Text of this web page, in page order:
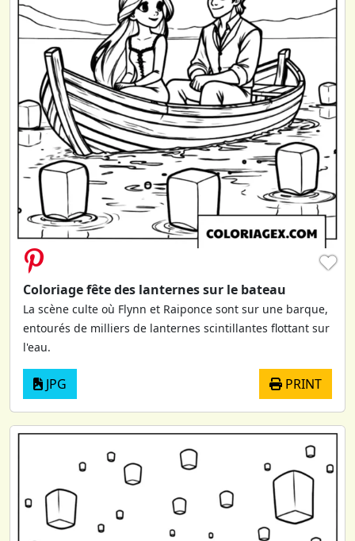
♥
Coloriage fête des lanternes sur le bateau
La scène culte où Flynn et Raiponce sont sur une barque,
entourés de milliers de lanternes scintillantes flottant sur
l'eau.
JPG PRINT